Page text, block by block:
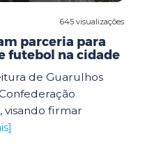
645 visualizações
parceria para
futebol na cidade
de Guarulhos
visando firmar